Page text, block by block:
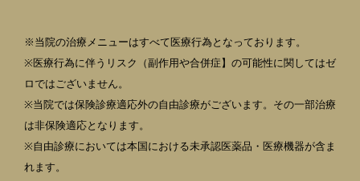
※当院の治療メニューはすべて医療行為となっております。
※医療行為に伴うリスク（副作用や合併症】の可能性に関してはゼ
ロではございません。
※当院では保険診療適応外の自由診療がございます。その一部治療
は非保険適応となります。
※自由診療においては本国における未承認医薬品・医療機器が含ま
れます。